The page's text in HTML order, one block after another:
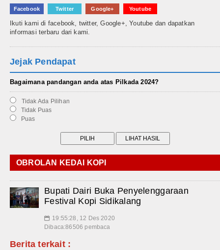
Facebook Twitter Google+ Youtube
Ikuti kami di facebook, twitter, Google+, Youtube dan dapatkan
informasi terbaru dari kami.
Jejak Pendapat
Bagaimana pandangan anda atas Pilkada 2024?
Tidak Ada Pilihan
Tidak Puas
Puas
OBROLAN KEDAI KOPI
Bupati Dairi Buka Penyelenggaraan
Festival Kopi Sidikalang
📅 19:55:28, 12 Des 2020
Dibaca:86506 pembaca
Berita terkait :